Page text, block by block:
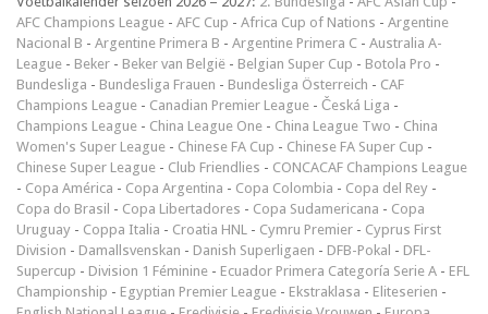
AFC Champions League - AFC Cup - Africa Cup of Nations - Argentine
Nacional B - Argentine Primera B - Argentine Primera C - Australia A-
League - Beker - Beker van België - Belgian Super Cup - Botola Pro -
Bundesliga - Bundesliga Frauen - Bundesliga Österreich - CAF
Champions League - Canadian Premier League - Česká Liga -
Champions League - China League One - China League Two - China
Women's Super League - Chinese FA Cup - Chinese FA Super Cup -
Chinese Super League - Club Friendlies - CONCACAF Champions League
- Copa América - Copa Argentina - Copa Colombia - Copa del Rey -
Copa do Brasil - Copa Libertadores - Copa Sudamericana - Copa
Uruguay - Coppa Italia - Croatia HNL - Cymru Premier - Cyprus First
Division - Damallsvenskan - Danish Superligaen - DFB-Pokal - DFL-
Supercup - Division 1 Féminine - Ecuador Primera Categoría Serie A - EFL
Championship - Egyptian Premier League - Ekstraklasa - Eliteserien -